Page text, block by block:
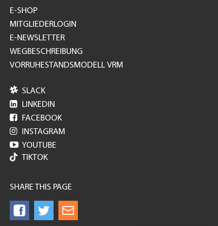
E-SHOP
MITGLIEDERLOGIN
E-NEWSLETTER
WEGBESCHREIBUNG
VORRUHESTANDSMODELL VRM
 SLACK
 LINKEDIN
 FACEBOOK
 INSTAGRAM
 YOUTUBE
TIKTOK
SHARE THIS PAGE